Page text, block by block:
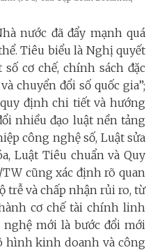
nước đã đẩy mạnh quá
Tiêu biểu là Nghị quyết
số cơ chế, chính sách đặc
chuyển đổi số quốc gia”;
định chi tiết và hướng
nhiều đạo luật nền tảng
công nghệ số, Luật sửa
Luật Tiêu chuẩn và Quy
cũng xác định rõ quan
trễ và chấp nhận rủi ro, từ
cơ chế tài chính linh
mới là bước đổi mới
hình kinh doanh và công